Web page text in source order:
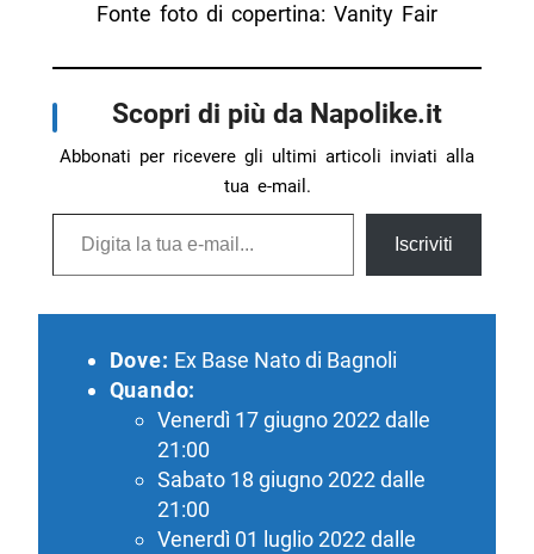
Fonte foto di copertina: Vanity Fair
Scopri di più da Napolike.it
Abbonati per ricevere gli ultimi articoli inviati alla
tua e-mail.
Digita la tua e-mail...
Iscriviti
Dove: Ex Base Nato di Bagnoli
Quando:
Venerdì 17 giugno 2022 dalle
21:00
Sabato 18 giugno 2022 dalle
21:00
Venerdì 01 luglio 2022 dalle